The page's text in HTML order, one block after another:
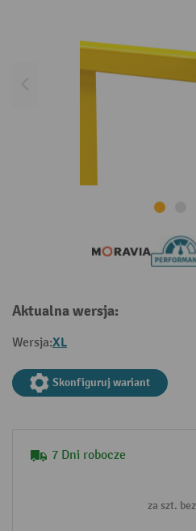
Aktualna wersja:
Wersja:XL
Skonfiguruj wariant
7 Dni robocze
za szt.